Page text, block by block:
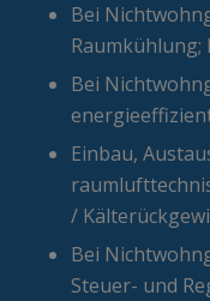
Bei
Raumkühlung;
Bei
Einbau,
/
Bei
Steuer- und